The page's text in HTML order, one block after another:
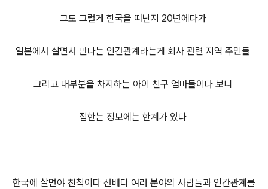
그도 그럴게 한국을 떠난지 20년에다가
일본에서 살면서 만나는 인간관계라는게 회사 관련 지역 주민들
그리고 대부분을 차지하는 아이 친구 엄마들이다 보니
접한는 정보에는 한계가 있다
한국에 살면야 친척이다 선배다 여러 분야의 사람들과 인간관계를